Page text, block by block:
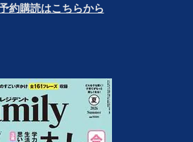
約購読はこちらから